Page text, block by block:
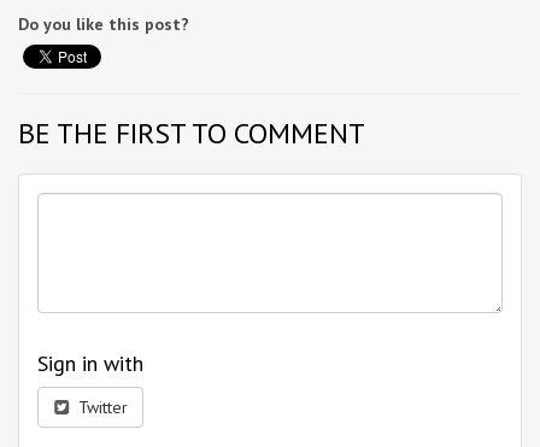
Do you like this post?
BE THE FIRST TO COMMENT
Sign in with
Twitter